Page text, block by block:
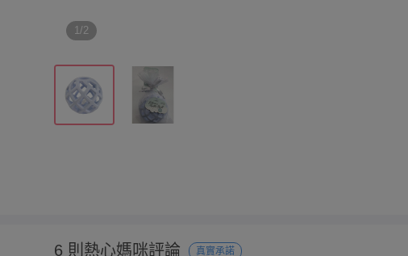
1/2
6 則熱心媽咪評論 真實承諾